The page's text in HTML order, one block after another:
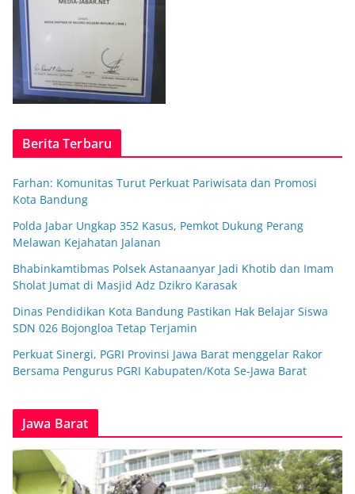
Berita Terbaru
Farhan: Komunitas Turut Perkuat Pariwisata dan Promosi
Kota Bandung
Polda Jabar Ungkap 352 Kasus, Pemkot Dukung Perang
Melawan Kejahatan Jalanan
Bhabinkamtibmas Polsek Astanaanyar Jadi Khotib dan Imam
Sholat Jumat di Masjid Adz Dzikro Karasak
Dinas Pendidikan Kota Bandung Pastikan Hak Belajar Siswa
SDN 026 Bojongloa Tetap Terjamin
Perkuat Sinergi, PGRI Provinsi Jawa Barat menggelar Rakor
Bersama Pengurus PGRI Kabupaten/Kota Se-Jawa Barat
Jawa Barat